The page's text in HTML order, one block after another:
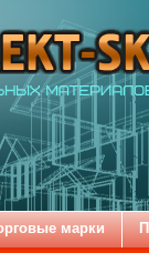
SK
марки